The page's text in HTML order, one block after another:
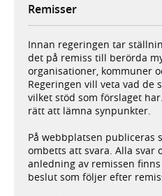
Remisser
Innan regeringen tar
det på remiss till berörda
organisationer, kommuner
Regeringen vill veta vad de
vilket stöd som förslaget
rätt att lämna synpunkter.
På webbplatsen publiceras
ombetts att svara. Alla svar
anledning av remissen
beslut som följer efter